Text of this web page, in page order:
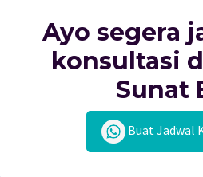
Ayo segera
konsultasi
Sunat
Buat Jadwal